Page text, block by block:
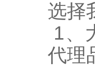
选择
1、
代理